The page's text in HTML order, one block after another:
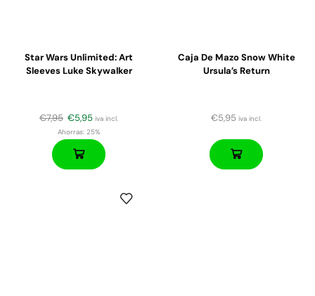
Star Wars Unlimited: Art
Sleeves Luke Skywalker
€7,95 €5,95 iva incl.
Ahorras:25%
Caja De Mazo Snow White
Ursula’s Return
€5,95 iva incl.